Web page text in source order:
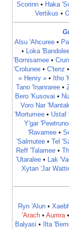
Scorinn • Haka
Vertikus •
Alsu 'Ahcuree •
• Loka
'Bornisamee •
'Crolunee• C'tenz •
« Henry » • Itho
Tano 'Inanraree •
Bero 'Kusovai •
Voro Nar
'Mortumee • Ustaf
Y'gar
'Ravamee •
'Salmutee• Tel
Reff 'Talamee•
'Utaralee • Lak
Xytan 'Jar
Ryn 'Alun •
'Arach • Aumra•
Balyasi • Ilta